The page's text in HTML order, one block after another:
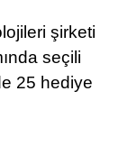
şirketi
seçili
25 hediye